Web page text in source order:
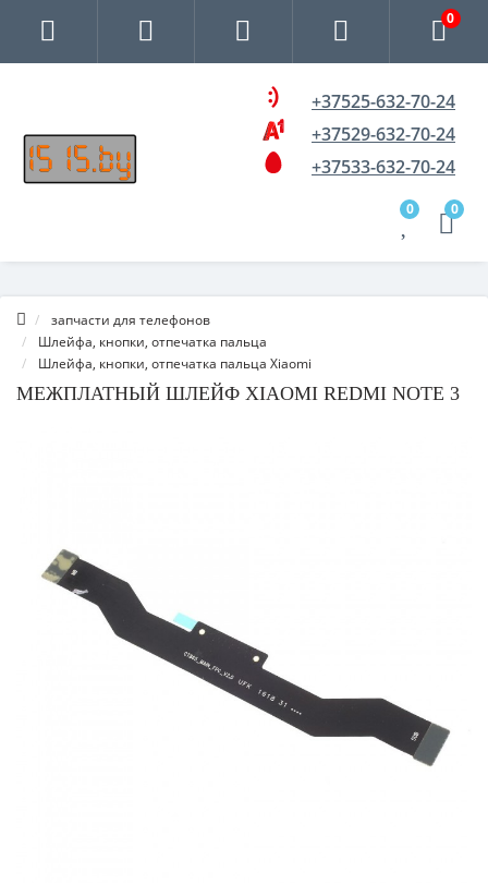
0
+37525-632-70-24
+37529-632-70-24
+37533-632-70-24
0 0
запчасти для телефонов
Шлейфа, кнопки, отпечатка пальца
Шлейфа, кнопки, отпечатка пальца Xiaomi
МЕЖПЛАТНЫЙ ШЛЕЙФ XIAOMI REDMI NOTE 3